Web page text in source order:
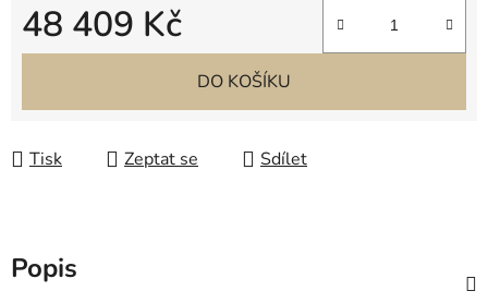
48 409 Kč
Měrná cena:
DO KOŠÍKU
Tisk Zeptat se Sdílet
Popis